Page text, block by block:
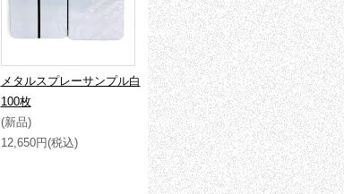
メタルスプレーサンプル白
100枚
(新品)
12,650円(税込)